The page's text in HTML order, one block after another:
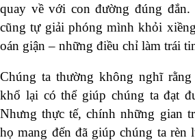
quay về với con đường đúng
cũng tự giải phóng mình khỏi
oán giận – những điều chỉ làm trái
Chúng ta thường không nghĩ
khổ lại có thể giúp chúng ta đạt
Nhưng thực tế, chính những gian
họ mang đến đã giúp chúng ta rèn